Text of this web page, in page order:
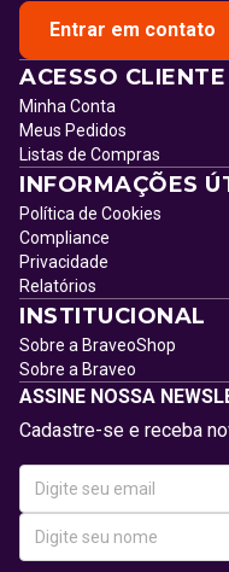
Entrar em contato
ACESSO CLIENTE
Minha Conta
Meus Pedidos
Listas de Compras
INFORMAÇÕES
Política de Cookies
Compliance
Privacidade
Relatórios
INSTITUCIONAL
Sobre a BraveoShop
Sobre a Braveo
ASSINE NOSSA
Cadastre-se e receba